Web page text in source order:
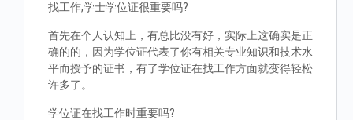
找工作,学士学位证很重要吗?
首先在个人认知上，有总比没有好，实际上这确实是正
确的的，因为学位证代表了你有相关专业知识和技术水
平而授予的证书，有了学位证在找工作方面就变得轻松
许多了。
学位证在找工作时重要吗?